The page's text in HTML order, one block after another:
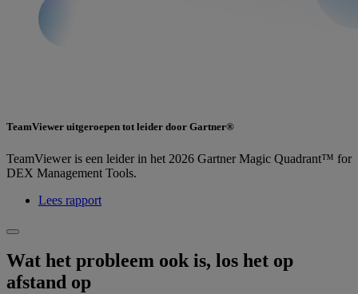
TeamViewer uitgeroepen tot leider door Gartner®
TeamViewer is een leider in het 2026 Gartner Magic Quadrant™ for
DEX Management Tools.
Lees rapport
Wat het probleem ook is, los het op
afstand op